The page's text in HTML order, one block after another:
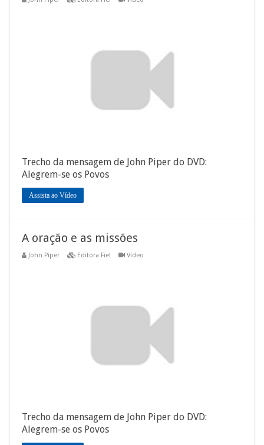
Trecho da mensagem de John Piper do DVD:
Alegrem-se os Povos
Assista ao Vídeo
A oração e as missões
John Piper Editora Fiel Vídeo
Trecho da mensagem de John Piper do DVD:
Alegrem-se os Povos